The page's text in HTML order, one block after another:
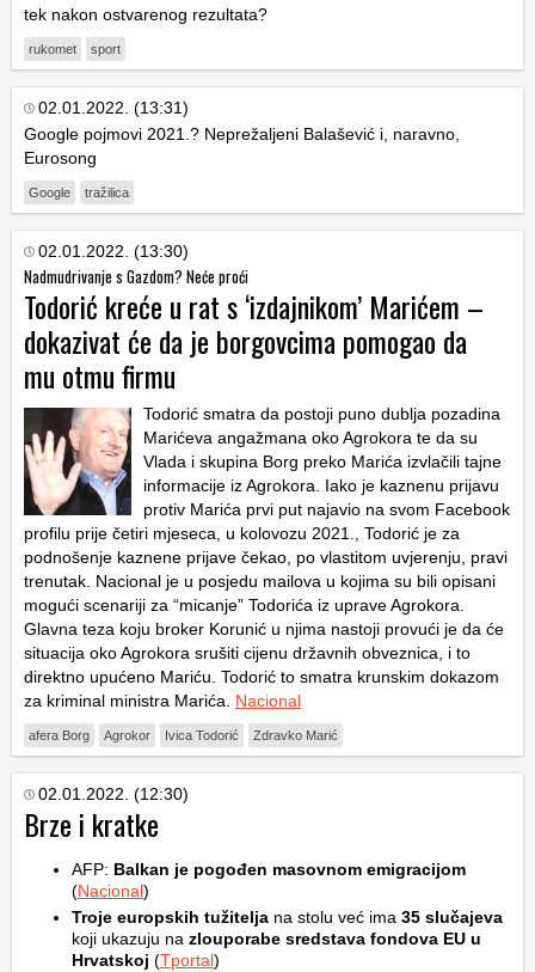
tek nakon ostvarenog rezultata?
rukomet sport
02.01.2022. (13:31)
Google pojmovi 2021.? Neprežaljeni Balašević i, naravno,
Eurosong
Google tražilica
02.01.2022. (13:30)
Nadmudrivanje s Gazdom? Neće proći
Todorić kreće u rat s ‘izdajnikom’ Marićem –
dokazivat će da je borgovcima pomogao da
mu otmu firmu
Todorić smatra da postoji puno dublja pozadina
Marićeva angažmana oko Agrokora te da su
Vlada i skupina Borg preko Marića izvlačili tajne
informacije iz Agrokora. Iako je kaznenu prijavu
protiv Marića prvi put najavio na svom Facebook
profilu prije četiri mjeseca, u kolovozu 2021., Todorić je za
podnošenje kaznene prijave čekao, po vlastitom uvjerenju, pravi
trenutak. Nacional je u posjedu mailova u kojima su bili opisani
mogući scenariji za “micanje” Todorića iz uprave Agrokora.
Glavna teza koju broker Korunić u njima nastoji provući je da će
situacija oko Agrokora srušiti cijenu državnih obveznica, i to
direktno upućeno Mariću. Todorić to smatra krunskim dokazom
za kriminal ministra Marića. Nacional
afera Borg Agrokor Ivica Todorić Zdravko Marić
02.01.2022. (12:30)
Brze i kratke
AFP: Balkan je pogođen masovnom emigracijom
(Nacional)
Troje europskih tužitelja na stolu već ima 35 slučajeva
koji ukazuju na zlouporabe sredstava fondova EU u
Hrvatskoj (Tportal)